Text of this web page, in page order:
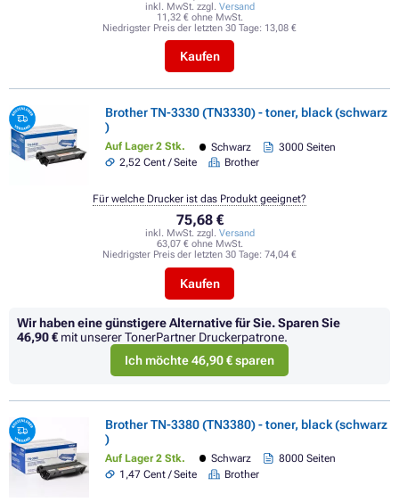
inkl. MwSt. zzgl. Versand
11,32 € ohne MwSt.
Niedrigster Preis der letzten 30 Tage: 13,08 €
Kaufen
Brother TN-3330 (TN3330) - toner, black (schwarz
)
Auf Lager 2 Stk. Schwarz
3000 Seiten
2,52 Cent / Seite
Brother
75,68 €
inkl. MwSt. zzgl. Versand
63,07 € ohne MwSt.
Niedrigster Preis der letzten 30 Tage: 74,04 €
Kaufen
Für welche Drucker ist das Produkt geeignet?
Wir haben eine günstigere Alternative für Sie.Sparen Sie
46,90 € mit unserer TonerPartner Druckerpatrone.
Ich möchte 46,90 € sparen
Brother TN-3380 (TN3380) - toner, black (schwarz
)
Auf Lager 2 Stk. Schwarz
8000 Seiten
1,47 Cent / Seite
Brother